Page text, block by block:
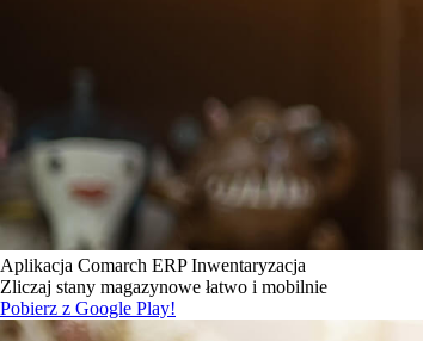
Aplikacja Comarch ERP Inwentaryzacja
Zliczaj stany magazynowe łatwo i mobilnie
Pobierz z Google Play!